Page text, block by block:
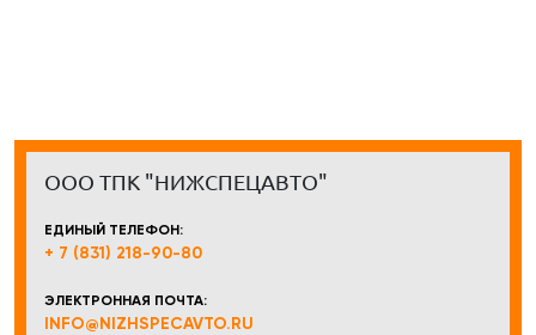
ООО ТПК "НИЖСПЕЦАВТО"
ЕДИНЫЙ ТЕЛЕФОН:
+ 7 (831) 218-90-80
ЭЛЕКТРОННАЯ ПОЧТА:
INFO@NIZHSPECAVTO.RU